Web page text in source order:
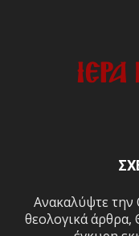
Ανακαλύψτε
θεολογικά